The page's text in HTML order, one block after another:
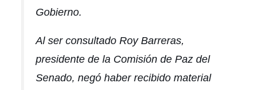
Gobierno.
Al ser consultado Roy Barreras,
presidente de la Comisión de Paz del
Senado, negó haber recibido material